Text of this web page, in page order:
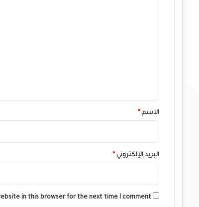
*
الاسم *
البريد الإلكتروني *
in this browser for the next time I comment.